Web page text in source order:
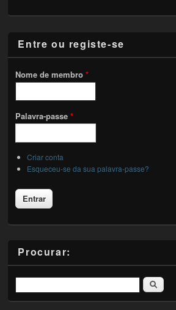
Entre ou registe-se
Nome de membro*
Palavra-passe*
Criar conta
Esqueceu-se da sua palavra-passe?
Procurar:
Pesquisar